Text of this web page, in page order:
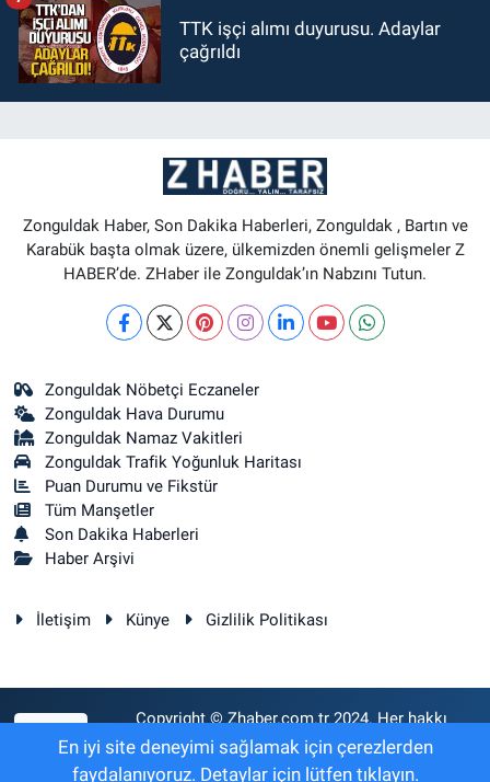
TTK işçi alımı duyurusu. Adaylar
çağrıldı
Zonguldak Haber, Son Dakika Haberleri, Zonguldak , Bartın ve
Karabük başta olmak üzere, ülkemizden önemli gelişmeler Z
HABER’de. ZHaber ile Zonguldak’ın Nabzını Tutun.
Zonguldak Nöbetçi Eczaneler
Zonguldak Hava Durumu
Zonguldak Namaz Vakitleri
Zonguldak Trafik Yoğunluk Haritası
Puan Durumu ve Fikstür
Tüm Manşetler
Son Dakika Haberleri
Haber Arşivi
İletişim Künye Gizlilik Politikası
Copyright © Zhaber.com.tr 2024. Her hakkı
saklıdır.
En iyi site deneyimi sağlamak için çerezlerden
faydalanıyoruz. Detaylar için lütfen tıklayın.